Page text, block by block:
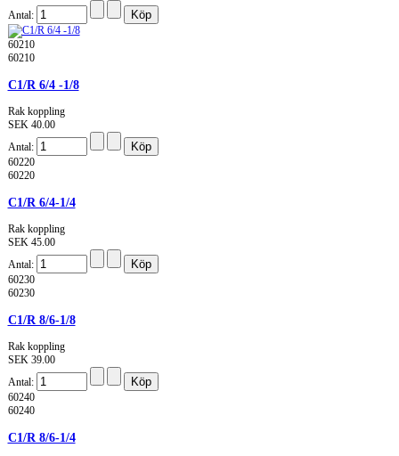
Antal:
60210
60210
C1/R 6/4 -1/8
Rak koppling
SEK 40.00
Antal:
60220
60220
C1/R 6/4-1/4
Rak koppling
SEK 45.00
Antal:
60230
60230
C1/R 8/6-1/8
Rak koppling
SEK 39.00
Antal:
60240
60240
C1/R 8/6-1/4